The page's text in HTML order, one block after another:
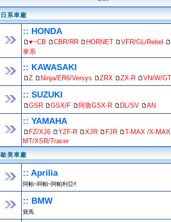
日系車廠
:: HONDA
♥~CB CBR/RR HORNET VFR/GL/Rebel
車系
:: KAWASAKI
Z Ninja/ER6/Versys ZRX ZX-R VN/W/
:: SUZUKI
GSR GSX/F 阿魯GSX-R DL/SV AN
:: YAMAHA
FZ/XJ6 YZF-R XJR FJR
T-MAX /X-MAX
MT/XSR/Tracer
歐美車廠
:: Aprilia
阿帕~阿帕~阿帕利亞!!
:: BMW
寶馬